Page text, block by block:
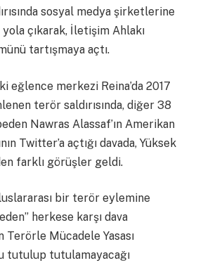
sosyal medya şirketlerine
yola çıkarak, İletişim Ahlakı
tartışmaya açtı.
eğlence merkezi Reina’da 2017
terör saldırısında, diğer 38
Nawras Alassaf’ın Amerikan
Twitter’a açtığı davada, Yüksek
farklı görüşler geldi.
bir terör eylemine
herkese karşı dava
Terörle Mücadele Yasası
tutulup tutulamayacağı